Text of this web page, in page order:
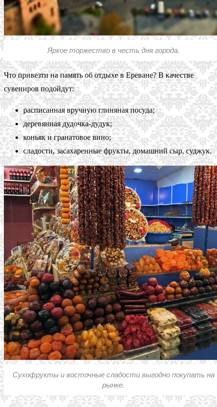
Яркое торжество в честь дня города.
Что привезти на память об отдыхе в Ереване? В качестве
сувениров подойдут:
расписанная вручную глиняная посуда;
деревянная дудочка-дудук;
коньяк и гранатовое вино;
сладости, засахаренные фрукты, домашний сыр, суджук.
Сухофрукты и восточные сладости выгодно покупать на
рынке.